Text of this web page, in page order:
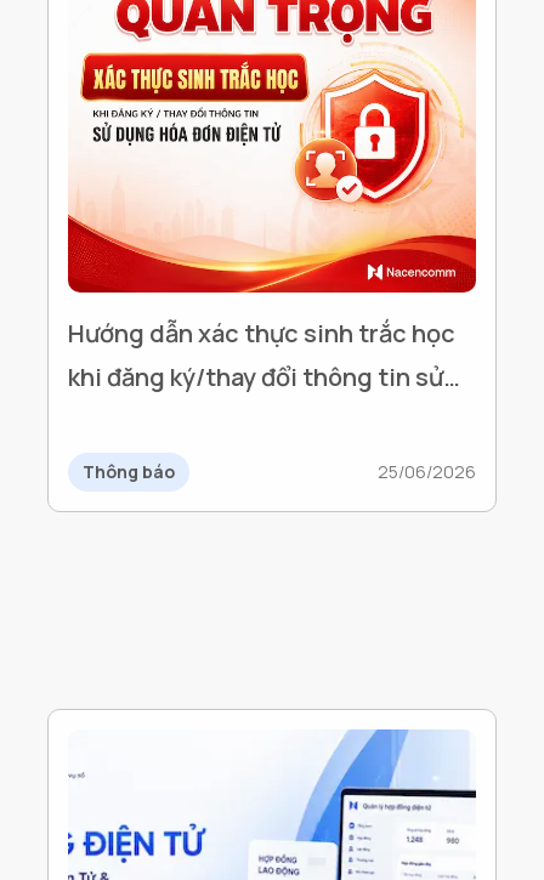
Hướng dẫn xác thực sinh trắc học
khi đăng ký/thay đổi thông tin sử
Thông báo 25/06/2026